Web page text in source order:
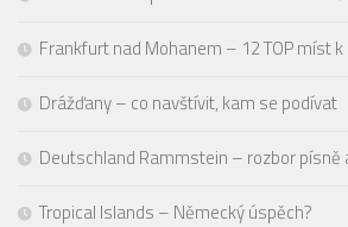
Frankfurt nad Mohanem – 12 TOP míst
Drážďany – co navštívit, kam se podívat
Deutschland Rammstein – rozbor písně
Tropical Islands – Německý úspěch?